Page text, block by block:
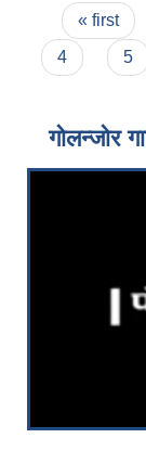
Pages
« first
4
5
गोलन्जोर